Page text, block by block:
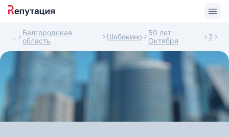
Белгородская
область
Шебекино
50 лет
Октября
2